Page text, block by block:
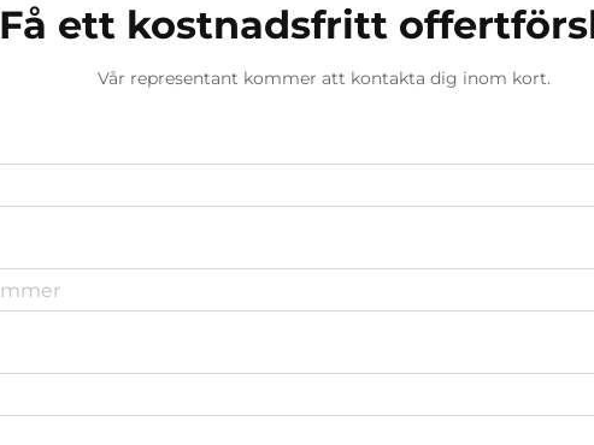
Få ett kostnadsfritt
Vår representant kommer att kontakta dig inom kort.